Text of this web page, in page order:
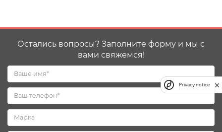
Остались вопросы? Заполните форму и мы с
вами свяжемся!
Privacy notice